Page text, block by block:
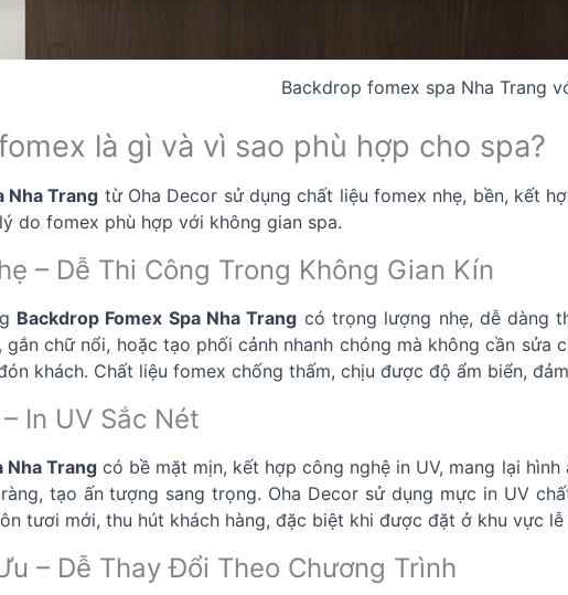
Backdrop fomex spa Nha Trang
là gì và vì sao phù hợp cho spa?
Nha Trang từ Oha Decor sử dụng chất liệu fomex nhẹ, bền, kết
do fomex phù hợp với không gian spa.
– Dễ Thi Công Trong Không Gian Kín
Backdrop Fomex Spa Nha Trang có trọng lượng nhẹ, dễ dàng
chữ nổi, hoặc tạo phối cảnh nhanh chóng mà không cần
khách. Chất liệu fomex chống thấm, chịu được độ ẩm biển,
In UV Sắc Nét
Nha Trang có bề mặt mịn, kết hợp công nghệ in UV, mang lại
tạo ấn tượng sang trọng. Oha Decor sử dụng mực in UV
tươi mới, thu hút khách hàng, đặc biệt khi được đặt ở khu vực
– Dễ Thay Đổi Theo Chương Trình